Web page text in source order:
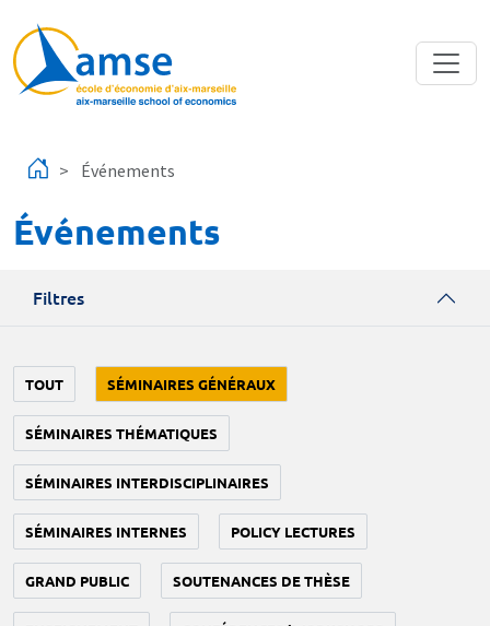
Événements
Événements
Filtres
TOUT SÉMINAIRES GÉNÉRAUX
SÉMINAIRES THÉMATIQUES
SÉMINAIRES INTERDISCIPLINAIRES
SÉMINAIRES INTERNES POLICY LECTURES
GRAND PUBLIC SOUTENANCES DE THÈSE